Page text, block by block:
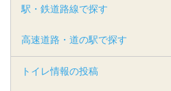
駅・鉄道路線で探す
高速道路・道の駅で探す
トイレ情報の投稿